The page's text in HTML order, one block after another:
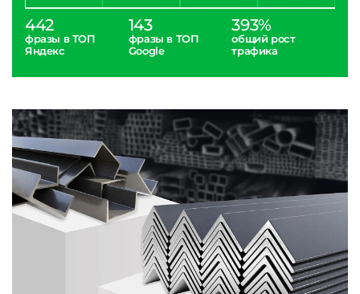
442
фразы в ТОП
Яндекс
143
фразы в ТОП
Google
393%
общий рост
трафика